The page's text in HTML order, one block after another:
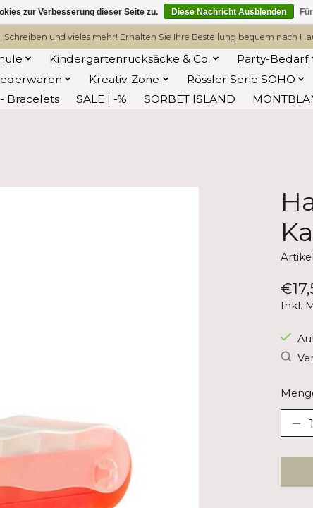
und vieles mehr! Erhalten Sie Ihre Bestellung bequem nach
Kindergartenrucksäcke & Co. Party-Bedarf
Kreativ-Zone Rössler Serie SOHO
Bracelets
SALE | -% SORBET ISLAND
Inkl.
zur Verbesserung dieser Seite zu. Diese Nachricht Ausblenden